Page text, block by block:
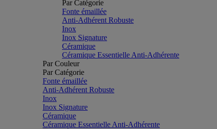
Par Catégorie
Fonte émaillée
Anti-Adhérent Robuste
Inox
Inox Signature
Céramique
Céramique Essentielle Anti-Adhérente
Par Couleur
Par Catégorie
Fonte émaillée
Anti-Adhérent Robuste
Inox
Inox Signature
Céramique
Céramique Essentielle Anti-Adhérente